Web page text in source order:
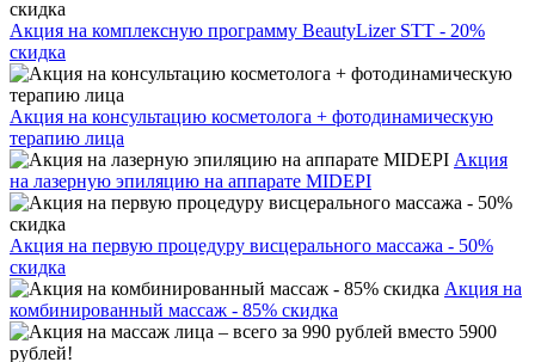
Акция на комплексную программу BeautyLizer STT - 20%
скидка
Акция на консультацию косметолога + фотодинамическую
терапию лица
Акция
на лазерную эпиляцию на аппарате MIDEPI
Акция на первую процедуру висцерального массажа - 50%
скидка
Акция на
комбинированный массаж - 85% скидка